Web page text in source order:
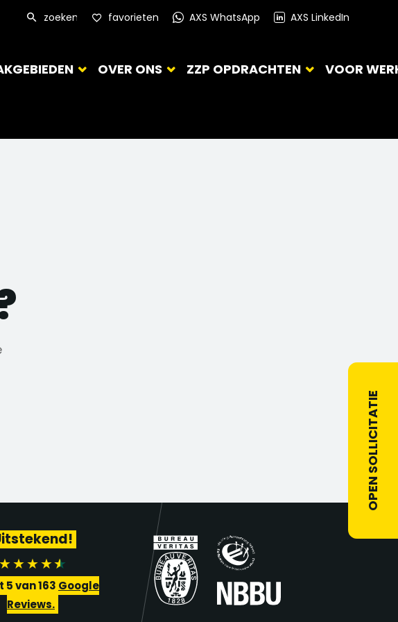
favorieten AXS WhatsApp AXS LinkedIn
OVER ONS ZZP OPDRACHTEN VOOR
OPEN SOLLICITATIE
5 van163 Google
Reviews.